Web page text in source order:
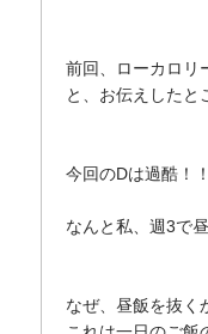
前回、ローカロリ
と、お伝えしたと
今回のDは過酷！！
なんと私、週3で
なぜ、昼飯を抜く